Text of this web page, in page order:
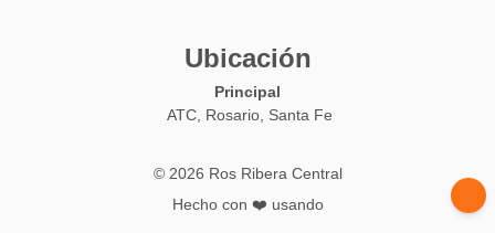
Ubicación
Principal
ATC, Rosario, Santa Fe
© 2026 Ros Ribera Central
Hecho con ❤️ usando